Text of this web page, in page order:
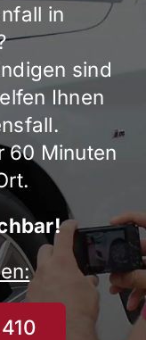
in
sind
Ihnen
60 Minuten